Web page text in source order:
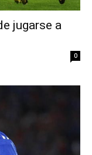
jugarse a
0